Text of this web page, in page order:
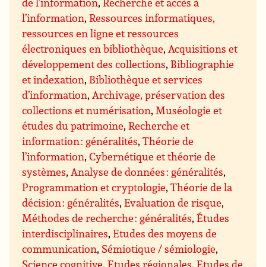
l’information,Ressources informatiques,
ressources en ligne et ressources
électroniques en bibliothèque,Acquisitions et
développement des collections, Bibliographie
et indexation, Bibliothèque et services
d’information,Archivage, préservation des
collections et numérisation,Muséologie et
études du patrimoine,Recherche et
information : généralités,Théorie de
l’information,Cybernétique et théorie de
systèmes,Analyse de données : généralités,
Programmation et cryptologie,Théorie de la
décision : généralités,Evaluation de risque,
Méthodes de recherche : généralités,Études
interdisciplinaires,Etudes des moyens de
communication, Sémiotique / sémiologie,
Science cognitive,Etudes régionales,Etudes de